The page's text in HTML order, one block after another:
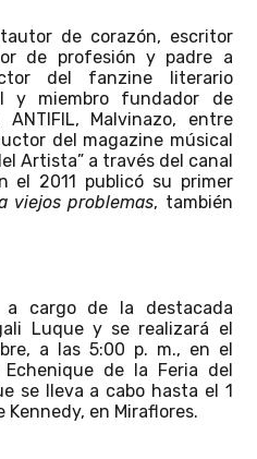
de corazón, escritor
de profesión y padre a
del fanzine literario
y miembro fundador de
Malvinazo, entre
del magazine músical
Artista” a través del canal
el 2011 publicó su primer
viejos problemas, también
a cargo de la destacada
Luque y se realizará el
a las 5:00 p. m., en el
de la Feria del
se lleva a cabo hasta el 1
Kennedy, en Miraflores.